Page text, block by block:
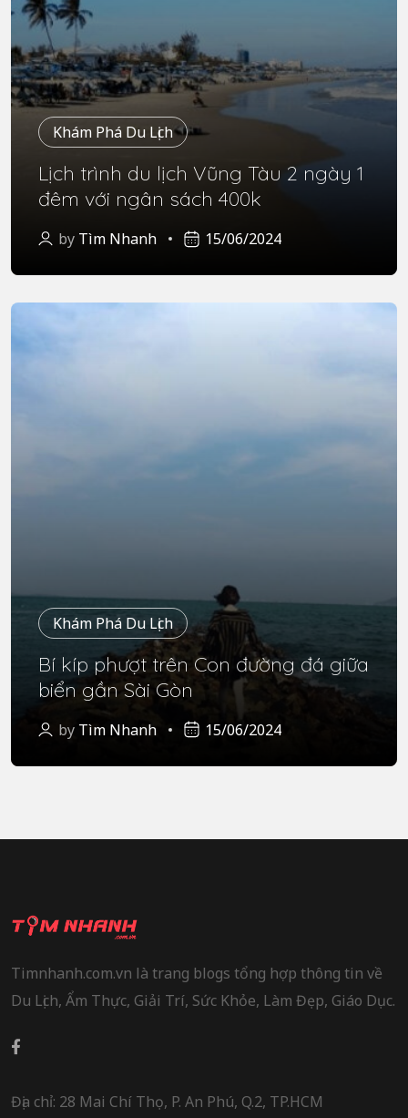
Khám Phá Du Lịch
Lịch trình du lịch Vũng Tàu 2 ngày 1
đêm với ngân sách 400k
by Tìm Nhanh 15/06/2024
Khám Phá Du Lịch
Bí kíp phượt trên Con đường đá giữa
biển gần Sài Gòn
by Tìm Nhanh 15/06/2024
Timnhanh.com.vn là trang blogs tổng hợp thông tin về
Du Lịch, Ẩm Thực, Giải Trí, Sức Khỏe, Làm Đẹp, Giáo Dục.
Địa chỉ: 28 Mai Chí Thọ, P. An Phú, Q.2, TP.HCM